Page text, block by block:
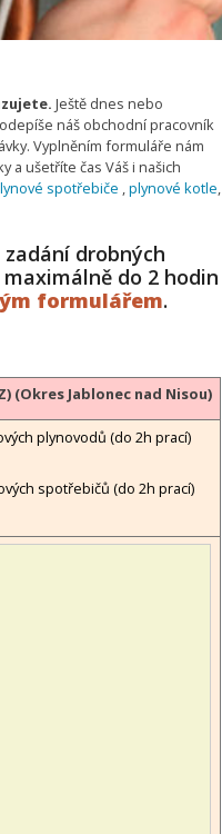
Ještě dnes nebo
náš obchodní pracovník
Vyplněním formuláře nám
a ušetříte čas Váš i našich
spotřebiče ,plynové kotle,
drobných
do 2 hodin
formulářem.
(Okres Jablonec nad Nisou)
plynovodů (do 2h prací)
spotřebičů (do 2h prací)